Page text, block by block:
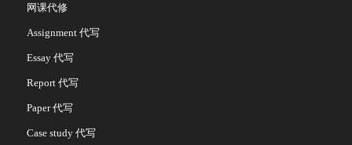
网课代修
Assignment 代写
Essay 代写
Report 代写
Paper 代写
Case study 代写